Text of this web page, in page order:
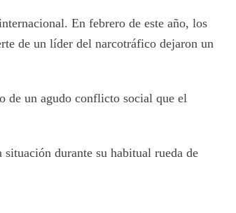
En febrero de este año, los
de un líder del narcotráfico dejaron un
de un agudo conflicto social que el
durante su habitual rueda de